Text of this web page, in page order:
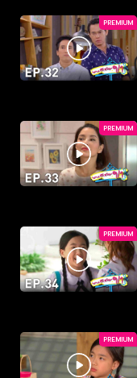
PREMIUM
PREMIUM
PREMIUM
PREMIUM